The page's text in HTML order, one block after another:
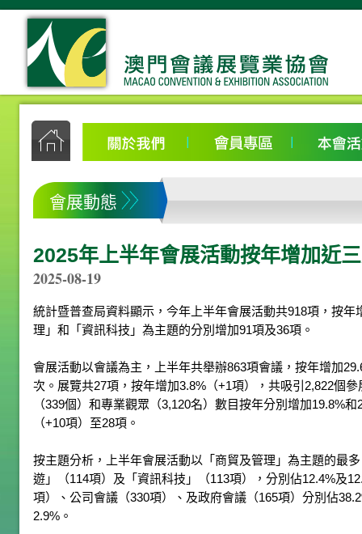
會展動態
2025年上半年會展活動按年增加近
2025-08-19
統計暨普查局資料顯示，今年上半年會展活動共918項，按
理」和「資訊科技」為主題的分別增加91項及36項。
會展活動以會議為主，上半年共舉辦863項會議，按年增加
次。展覽共27項，按年增加3.8%（+1項），共吸引2,822個
（339個）和專業觀眾（3,120名）數目按年分別增加19.8%
（+10項）至28項。
按主題分析，上半年會展活動以「商貿及管理」為主題的最
遊」（114項）及「資訊科技」（113項），分別佔12.4%及
項）、公司會議（330項）、及政府會議（165項）分別佔
2.9%。